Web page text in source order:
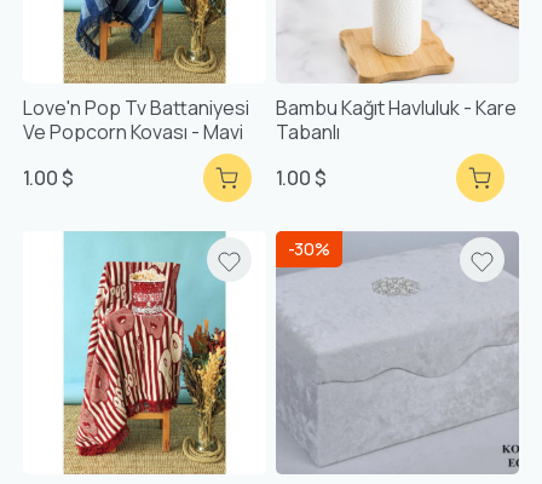
Love'n Pop Tv Battaniyesi
Ve Popcorn Kovası - Mavi
1.00 $
Bambu Kağıt Havluluk - Kare
Tabanlı
1.00 $
-30%